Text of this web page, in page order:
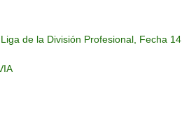
de la División Profesional, Fecha 14